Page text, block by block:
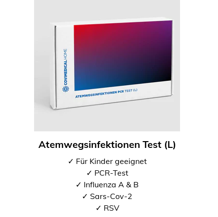
Atemwegsinfektionen Test (L)
✓ Für Kinder geeignet
✓ PCR-Test
✓ Influenza A & B
✓ Sars-Cov-2
✓ RSV